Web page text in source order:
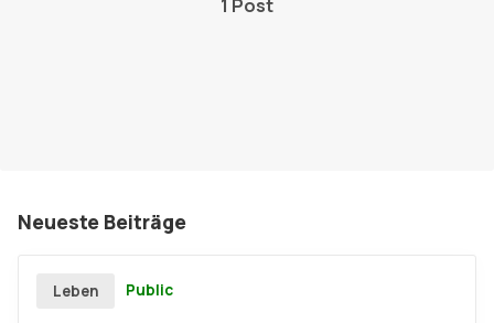
London Barrierefrei
1 Post
Neueste Beiträge
Leben Public